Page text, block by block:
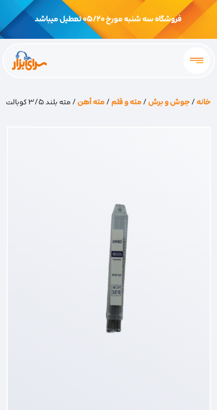
فروشگاه سه شنبه مورخ 05/20 تعطیل میباشد
خانه/جوش و برش/مته و قلم/مته آهن/ مته بلند 3/5 کوبالت